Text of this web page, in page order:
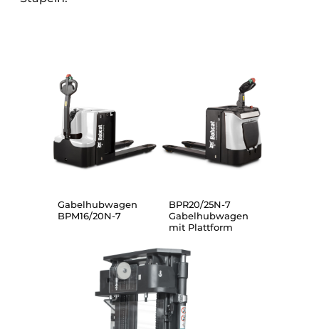
Gabelhubwagen
BPM16/20N-7
BPR20/25N-7
Gabelhubwagen
mit Plattform